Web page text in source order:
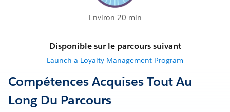
Environ 20 min
Disponible sur le parcours suivant
Launch a Loyalty Management Program
Compétences Acquises Tout Au
Long Du Parcours